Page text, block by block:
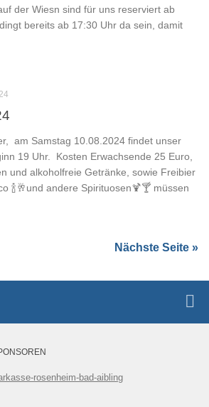
der Wiesn sind für uns reserviert ab
bereits ab 17:30 Uhr da sein, damit
am Samstag 10.08.2024 findet unser
19 Uhr. Kosten Erwachsende 25 Euro,
und alkoholfreie Getränke, sowie Freibier
🍾🥂und andere Spirituosen🍹🍸 müssen
Nächste Seite »